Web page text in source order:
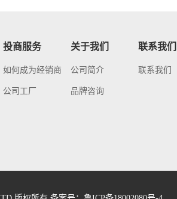
投商服务
如何成为经销商
公司工厂
关于我们
公司简介
品牌咨询
联系我们
联系我们